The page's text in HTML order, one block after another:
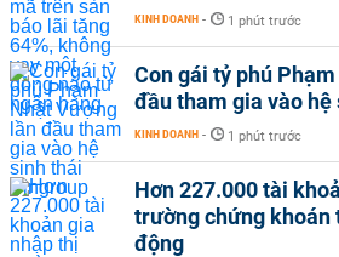
KINH DOANH - 1 phút trước
Con gái tỷ phú
đầu tham gia vào
KINH DOANH - 1 phút trước
Hơn 227.000 tài
trường chứng khoán
động